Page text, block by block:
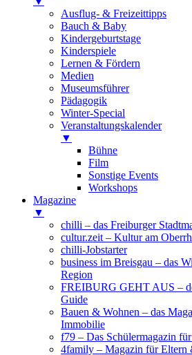
Ausflug- & Freizeittipps
Bauch & Baby
Kindergeburtstage
Kinderspiele
Lernen & Fördern
Medien
Museumsführer
Pädagogik
Winter-Special
Veranstaltungskalender
▼
Bühne
Film
Sonstige Events
Workshops
Magazine
▼
chilli – das Freiburger
cultur.zeit – Kultur am
chilli-Jobstarter
business im Breisgau – das
Region
FREIBURG GEHT AUS –
Guide
Bauen & Wohnen – das
Immobilie
f79 – Das Schülermagazin
4family – Magazin für Eltern